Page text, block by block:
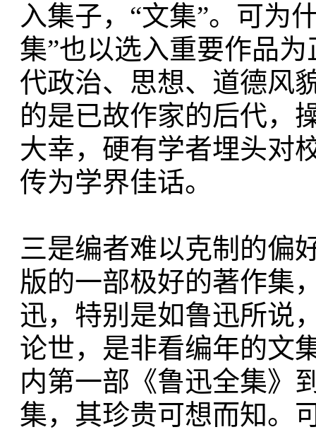
入集子，“文集”。可为
集”也以选入重要作品
代政治、思想、道德风
的是已故作家的后代，
大幸，硬有学者埋头对
传为学界佳话。
三是编者难以克制的偏
版的一部极好的著作集
迅，特别是如鲁迅所说
论世，是非看编年的文
内第一部《鲁迅全集》
集，其珍贵可想而知。